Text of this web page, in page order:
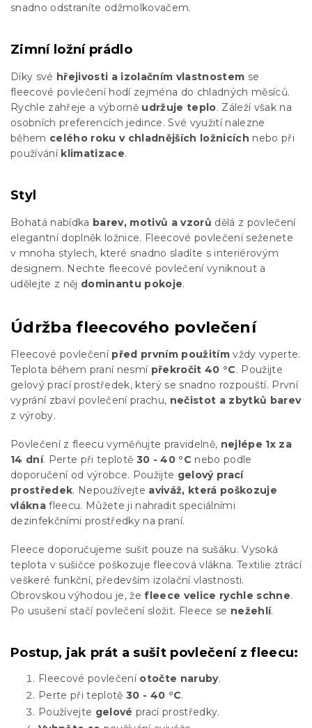
snadno odstraníte odžmolkovačem.
Zimní ložní prádlo
Díky své hřejivosti a izolačním vlastnostem se
fleecové povlečení hodí zejména do chladných měsíců.
Rychle zahřeje a výborně udržuje teplo. Záleží však na
osobních preferencích jedince. Své využití nalezne
během celého roku v chladnějších ložnicích nebo při
používání klimatizace.
Styl
Bohatá nabídka barev, motivů a vzorů dělá z povlečení
elegantní doplněk ložnice. Fleecové povlečení seženete
v mnoha stylech, které snadno sladíte s interiérovým
designem. Nechte fleecové povlečení vyniknout a
udělejte z něj dominantu pokoje.
Údržba fleecového povlečení
Fleecové povlečení před prvním použitím vždy vyperte.
Teplota během praní nesmí překročit 40 °C. Použijte
gelový prací prostředek, který se snadno rozpouští. První
vyprání zbaví povlečení prachu, nečistot a zbytků barev
z výroby.
Povlečení z fleecu vyměňujte pravidelně, nejlépe 1x za
14 dní. Perte při teplotě 30 - 40 °C nebo podle
doporučení od výrobce. Použijte gelový prací
prostředek. Nepoužívejte aviváž, která poškozuje
vlákna fleecu. Můžete ji nahradit speciálními
dezinfekčními prostředky na praní.
Fleece doporučujeme sušit pouze na sušáku. Vysoká
teplota v sušičce poškozuje fleecová vlákna. Textilie ztrácí
veškeré funkční, především izolační vlastnosti.
Obrovskou výhodou je, žefleece velice rychle schne.
Po usušení stačí povlečení složit. Fleece se nežehlí.
Postup, jak prát a sušit povlečení z fleecu:
Fleecové povlečení otočte naruby.
Perte při teplotě 30 - 40 °C.
Používejte gelové prací prostředky.